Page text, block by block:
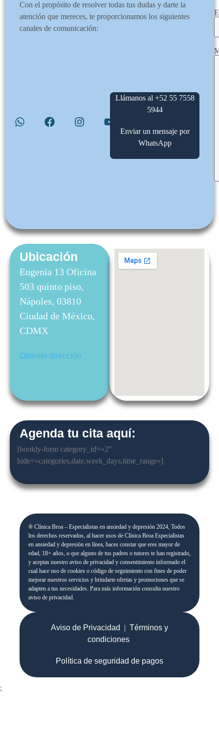
Con el propósito de resolver todas tus dudas y darte la
atención que mereces, te proporcionamos los siguientes
canales de comunicación:
Llámanos al +52 55 7558
5944
Enviar un mensaje por
WhatsApp
Ubicación
Eugenia 13 Oficina
503 quinto piso,
Nápoles, 03810
Ciudad de México,
CDMX
Obtener dirección
Agenda tu cita aquí:
[bookly-form category_id=»2″
hide=»categories,date,week_days,time_range»]
Aviso de Privacidad | Términos y
condiciones
Política de seguridad de pagos
® Clínica Broa – Especialistas en ansiedad y depresión 2024, Todos
los derechos reservados, al hacer usos de Clínica Broa Especialistas
en ansiedad y depresión en línea, haces constar que eres mayor de
edad, 18+ años, o que alguno de tus padres o tutores te han registrado,
y aceptas nuestro aviso de privacidad y consentimiento informado el
cual hace uso de cookies o código de seguimiento con fines de poder
mejorar nuestros servicios y brindarte ofertas y promociones que se
adapten a tus necesidades. Para más información consulta nuestro
aviso de privacidad.
;